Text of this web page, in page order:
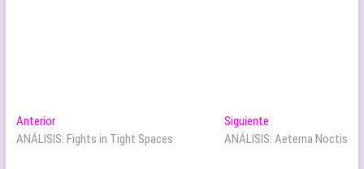
Navegación
de
AnteriorEntrada
anterior:
ANÁLISIS: Fights in Tight Spaces
Siguiente
siguiente:
ANÁLISIS: Aeterna Noctis